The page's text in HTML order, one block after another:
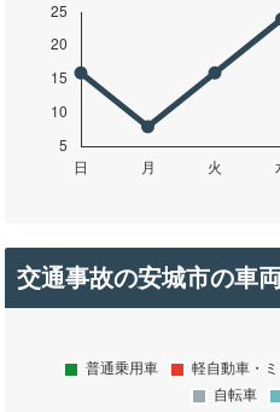
交通事故の安城市の車